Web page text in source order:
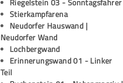
Riegelstein 03 - Sonntagsfahrer
Stierkampfarena
Neudorfer Hauswand |
Neudorfer Wand
Lochbergwand
Erinnerungswand 01 - Linker
Teil